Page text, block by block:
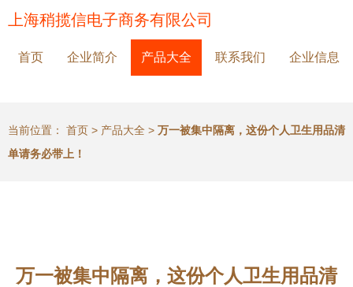
上海稍揽信电子商务有限公司
首页 企业简介 产品大全 联系我们 企业信息
当前位置： 首页 > 产品大全 > 万一被集中隔离，这份个人卫生用品清
单请务必带上！
万一被集中隔离，这份个人卫生用品清